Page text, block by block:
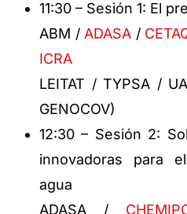
11:30 – Sesión 1: El
ABM / ADASA /
ICRA
LEITAT / TYPSA /
GENOCOV)
12:30 – Sesión 2:
innovadoras para
agua
ADASA /